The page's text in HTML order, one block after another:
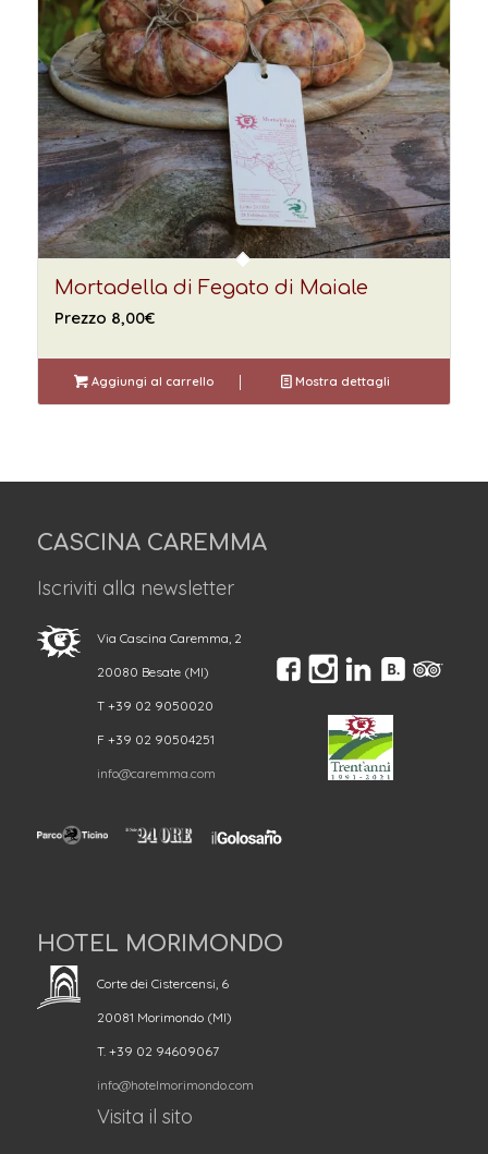
Mortadella di Fegato di Maiale
Prezzo 8,00€
Aggiungi al carrello Mostra dettagli
CASCINA CAREMMA
Iscriviti alla newsletter
Via Cascina Caremma, 2
20080 Besate (MI)
T +39 02 9050020
F +39 02 90504251
info@caremma.com
HOTEL MORIMONDO
Corte dei Cistercensi, 6
20081 Morimondo (MI)
T. +39 02 94609067
info@hotelmorimondo.com
Visita il sito